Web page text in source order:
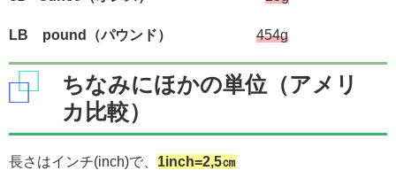
LB pound（パウンド） 454g
ちなみにほかの単位（アメリ
カ比較）
長さはインチ(inch)で、 1inch=2,5㎝